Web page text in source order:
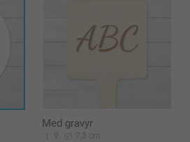
Med gravyr
9 7,3 cm